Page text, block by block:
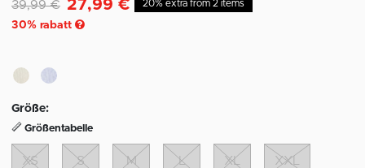
Reduziert von
39,99 €auf27,99 €
30% rabatt
20% extra from 2 items
Größe:
Größentabelle
XS S M L XL XXL